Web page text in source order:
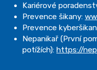
Kariérové
Prevence šikany:
Prevence
Nepanikař (První
potížích): https://